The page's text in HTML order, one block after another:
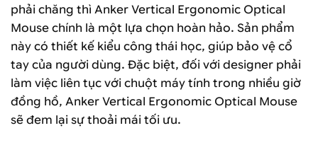
phải chăng thì Anker Vertical Ergonomic Optical
Mouse chính là một lựa chọn hoàn hảo. Sản phẩm
này có thiết kế kiểu công thái học, giúp bảo vệ cổ
tay của người dùng. Đặc biệt, đối với designer phải
làm việc liên tục với chuột máy tính trong nhiều giờ
đồng hồ, Anker Vertical Ergonomic Optical Mouse
sẽ đem lại sự thoải mái tối ưu.